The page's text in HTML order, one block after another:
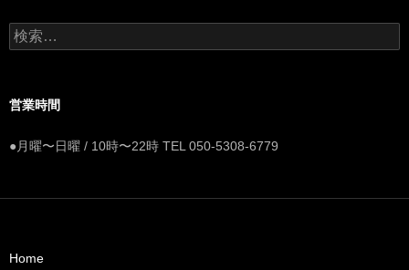
検
索:
営業時間
●月曜〜日曜 / 10時〜22時 TEL 050-5308-6779
Home